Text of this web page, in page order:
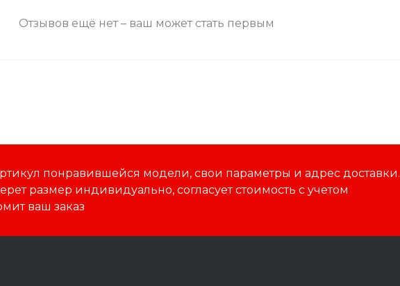
Отзывов ещё нет – ваш может стать первым
понравившейся модели, свои параметры и адрес доставки.
размер индивидуально, согласует стоимость с учетом
ваш заказ